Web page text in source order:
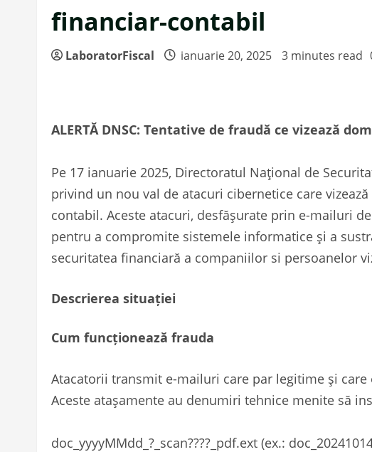
financiar-contabil
LaboratorFiscal ianuarie 20, 2025 3 minutes read
ALERTĂ DNSC: Tentative de fraudă ce vizează
Pe 17 ianuarie 2025, Directoratul Național de
privind un nou val de atacuri cibernetice care
contabil. Aceste atacuri, desfășurate prin e-mailuri
pentru a compromite sistemele informatice și a
securitatea financiară a companiilor si persoanelor
Descrierea situației
Cum funcționează frauda
Atacatorii transmit e-mailuri care par legitime și
Aceste atașamente au denumiri tehnice menite să
doc_yyyyMMdd_?_scan????_pdf.ext (ex.: